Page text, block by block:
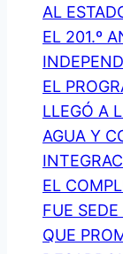
AL
EL 201.º
EL
LLEGÓ A
AGUA Y
EL
FUE
QUE